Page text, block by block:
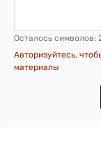
Осталось символов:
Авторизуйтесь,
материалы